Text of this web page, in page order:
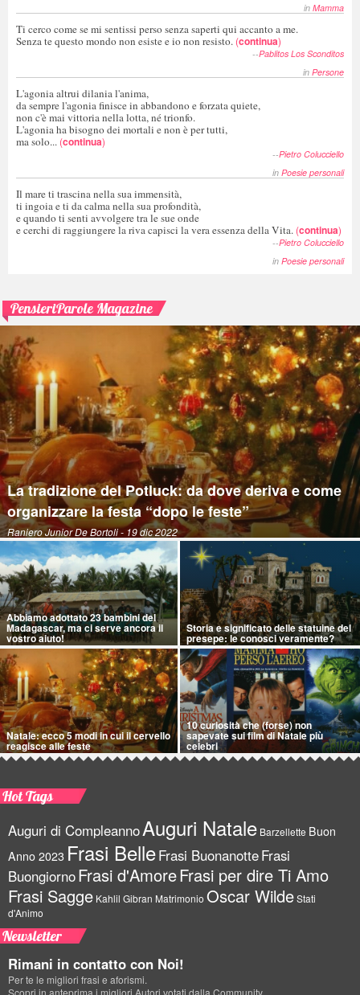
in Mamma
Ti cerco come se mi sentissi perso senza saperti qui accanto a me.
Senza te questo mondo non esiste e io non resisto. (continua)
--Pablitos Los Sconditos
in Persone
L'agonia altrui dilania l'anima,
da sempre l'agonia finisce in abbandono e forzata quiete,
non c'è mai vittoria nella lotta, né trionfo.
L'agonia ha bisogno dei mortali e non è per tutti,
ma solo... (continua)
--Pietro Colucciello
in Poesie personali
Il mare ti trascina nella sua immensità,
ti ingoia e ti da calma nella sua profondità,
e quando ti senti avvolgere tra le sue onde
e cerchi di raggiungere la riva capisci la vera essenza della Vita. (continua)
--Pietro Colucciello
in Poesie personali
PensieriParole Magazine
La tradizione del Potluck: da dove deriva e come
organizzare la festa “dopo le feste”
Raniero Junior De Bortoli- 19 dic 2022
Abbiamo adottato 23 bambini del
Madagascar, ma ci serve ancora il
vostro aiuto!
Storia e significato delle statuine del
presepe: le conosci veramente?
Natale: ecco 5 modi in cui il cervello
reagisce alle feste
10 curiosità che (forse) non
sapevate sui film di Natale più
celebri
Hot Tags
Auguri di CompleannoAuguri Natale Barzellette Buon
Anno 2023 Frasi BelleFrasi BuonanotteFrasi
BuongiornoFrasi d'AmoreFrasi per dire Ti Amo
Frasi Sagge Kahlil Gibran Matrimonio Oscar WildeStati
d'Animo
Newsletter
Rimani in contatto con Noi!
Per te le migliori frasi e aforismi.
Scopri in anteprima i migliori Autori votati dalla Community.